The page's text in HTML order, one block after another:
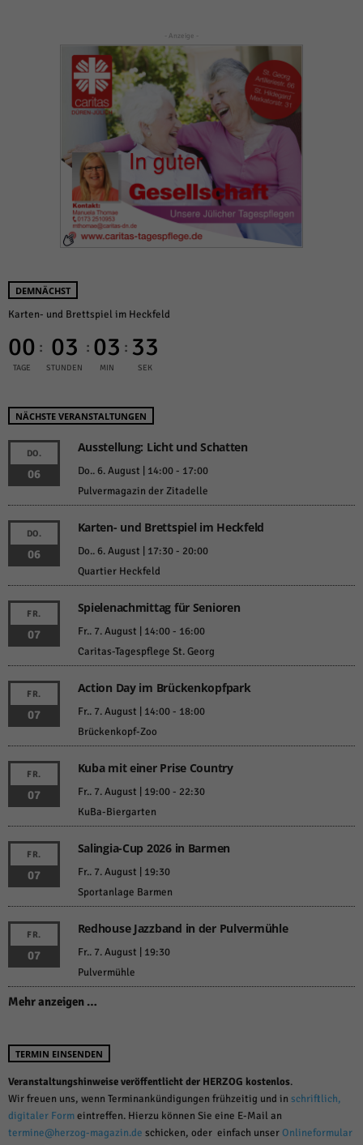
- Anzeige -
DEMNÄCHST
Karten- und Brettspiel im Heckfeld
00
TAGE
: 03
STUNDEN
: 03
MIN
: 33
SEK
NÄCHSTE VERANSTALTUNGEN
DO.
06
Ausstellung: Licht und Schatten
Do.. 6. August | 14:00- 17:00
Pulvermagazin der Zitadelle
DO.
06
Karten- und Brettspiel im Heckfeld
Do.. 6. August | 17:30- 20:00
Quartier Heckfeld
FR.
07
Spielenachmittag für Senioren
Fr.. 7. August | 14:00- 16:00
Caritas-Tagespflege St. Georg
FR.
07
Action Day im Brückenkopfpark
Fr.. 7. August | 14:00- 18:00
Brückenkopf-Zoo
FR.
07
Kuba mit einer Prise Country
Fr.. 7. August | 19:00- 22:30
KuBa-Biergarten
FR.
07
Salingia-Cup 2026 in Barmen
Fr.. 7. August | 19:30
Sportanlage Barmen
FR.
07
Redhouse Jazzband in der Pulvermühle
Fr.. 7. August | 19:30
Pulvermühle
Mehr anzeigen …
TERMIN EINSENDEN
Veranstaltungshinweise veröffentlicht der HERZOG kostenlos.
Wir freuen uns, wenn Terminankündigungen frühzeitig und in schriftlich,
digitaler Formeintreffen. Hierzu können Sie eine E-Mail an
termine@herzog-magazin.de schicken, oder einfach unserOnlineformular